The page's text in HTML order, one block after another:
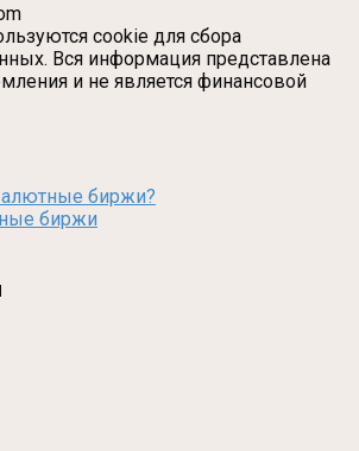
cookie для сбора
Вся информация представлена
и не является финансовой
биржи?
биржи